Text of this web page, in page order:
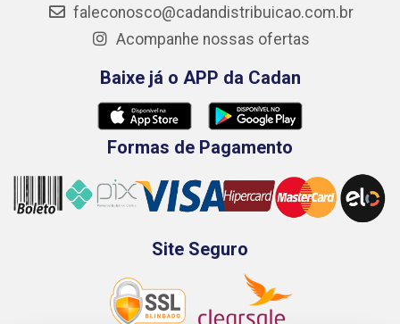
faleconosco@cadandistribuicao.com.br
Acompanhe nossas ofertas
Baixe já o APP da Cadan
Formas de Pagamento
Site Seguro